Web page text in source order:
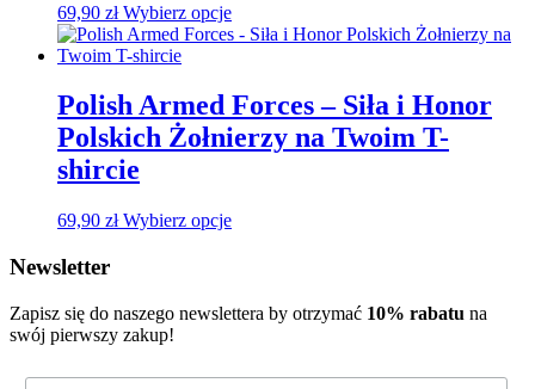
69,90 zł Wybierz opcje
Polish Armed Forces – Siła i Honor
Polskich Żołnierzy na Twoim T-
shircie
69,90 zł Wybierz opcje
Newsletter
Zapisz się do naszego newslettera by otrzymać 10% rabatu na
swój pierwszy zakup!